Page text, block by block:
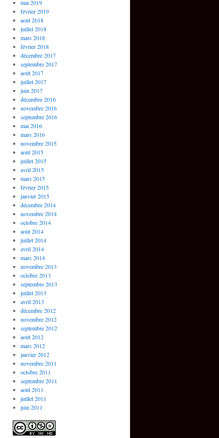
mai 2019
février 2019
août 2018
juillet 2018
mars 2018
février 2018
décembre 2017
septembre 2017
août 2017
juillet 2017
juin 2017
décembre 2016
novembre 2016
septembre 2016
mai 2016
mars 2016
novembre 2015
août 2015
juillet 2015
avril 2015
mars 2015
février 2015
janvier 2015
décembre 2014
novembre 2014
octobre 2014
août 2014
juillet 2014
avril 2014
mars 2014
novembre 2013
octobre 2013
septembre 2013
juillet 2013
avril 2013
décembre 2012
novembre 2012
septembre 2012
août 2012
mars 2012
janvier 2012
novembre 2011
octobre 2011
septembre 2011
août 2011
juillet 2011
juin 2011